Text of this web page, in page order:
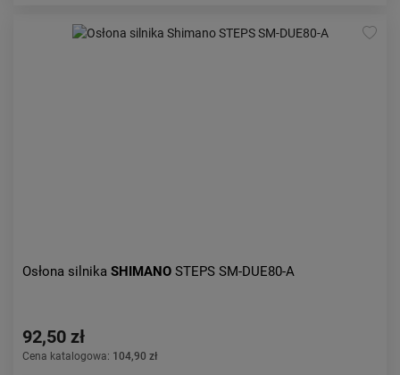
Osłona silnika SHIMANO STEPS SM-DUE80-A
92,50 zł
Cena katalogowa: 104,90 zł